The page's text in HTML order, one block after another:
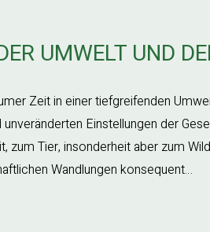
UMWELT UND
Zeit in einer tiefgreifenden
Einstellungen der
zum Tier, insonderheit aber zum
Wandlungen konsequent…